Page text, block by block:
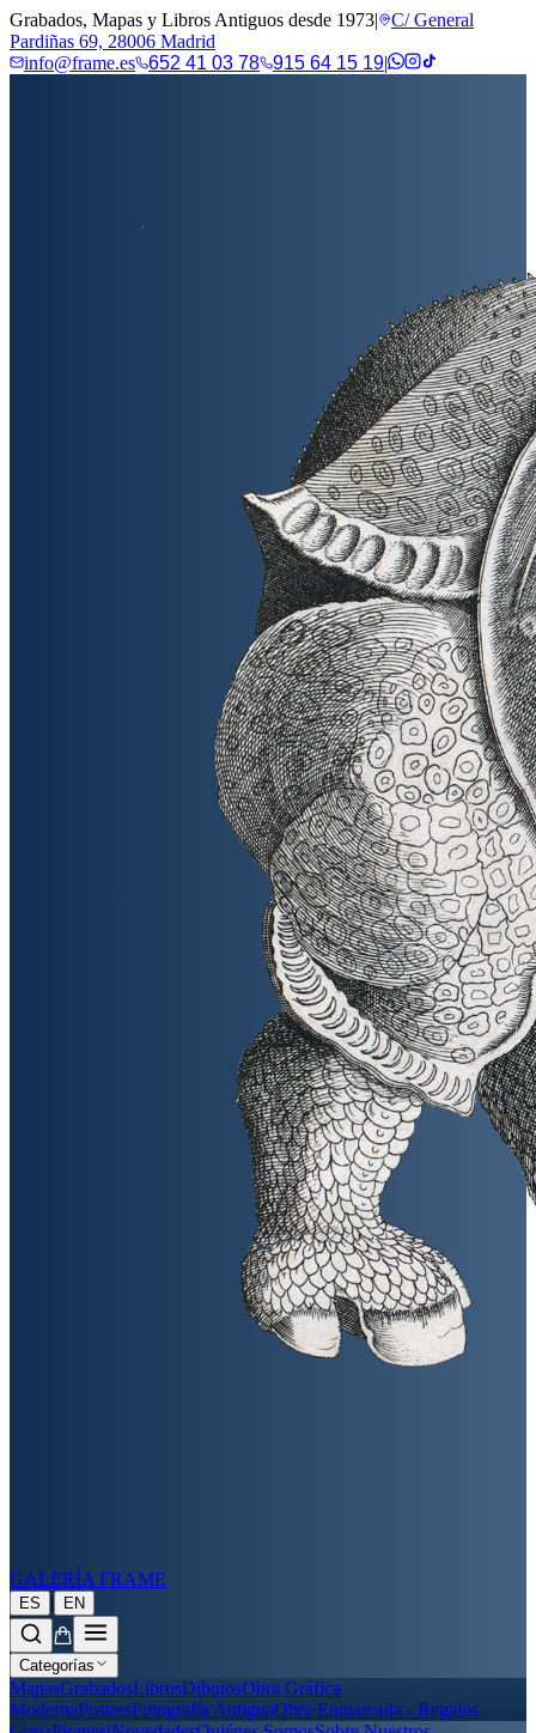
Grabados, Mapas y Libros Antiguos desde 1973|
C/ General
Pardiñas 69, 28006 Madrid
info@frame.es
652 41 03 78 915 64 15 19|
GALERÍA FRAME
ES | EN
Categorías
MapasGrabadosLibrosDibujosObra Gráfica
ModernaPostersFotografía AntiguaObra Enmarcada - Regalos